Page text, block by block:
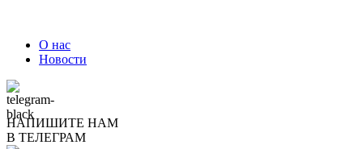
О нас
Новости
НАПИШИТЕ НАМ
В ТЕЛЕГРАМ